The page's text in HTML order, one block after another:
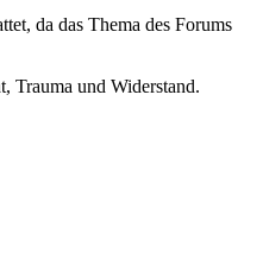
da das Thema des Forums
Trauma und Widerstand.